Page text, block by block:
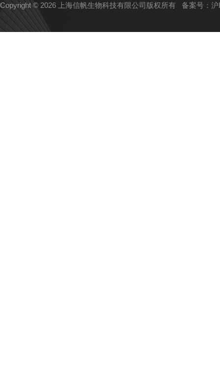
Copyright © 2026 上海信帆生物科技有限公司版权所有 备案号：